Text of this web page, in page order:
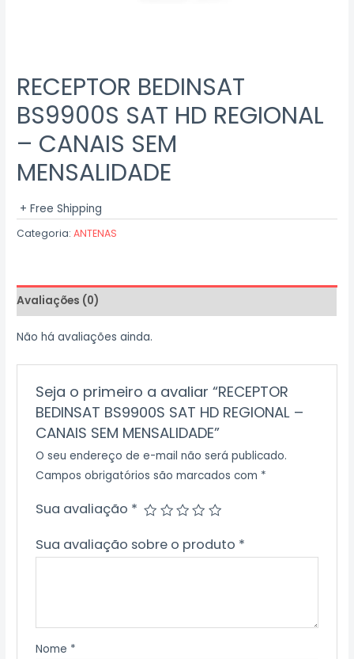
RECEPTOR BEDINSAT
BS9900S SAT HD REGIONAL
– CANAIS SEM
MENSALIDADE
+ Free Shipping
Categoria:ANTENAS
Avaliações (0)
Não há avaliações ainda.
Seja o primeiro a avaliar “RECEPTOR
BEDINSAT BS9900S SAT HD REGIONAL –
CANAIS SEM MENSALIDADE”
O seu endereço de e-mail não será publicado.
Campos obrigatórios são marcados com *
Sua avaliação *
Sua avaliação sobre o produto *
Nome *